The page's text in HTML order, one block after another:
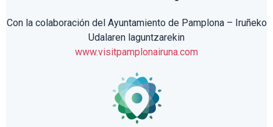
Con la colaboración del Ayuntamiento de Pamplona – Iruñeko
Udalaren laguntzarekin
www.visitpamplonairuna.com